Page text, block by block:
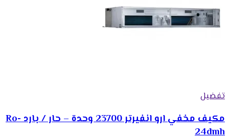
تفضيل
مكيف مخفي ارو انفيرتر 23700 وحدة – حار / بارد Ro-
24dmh